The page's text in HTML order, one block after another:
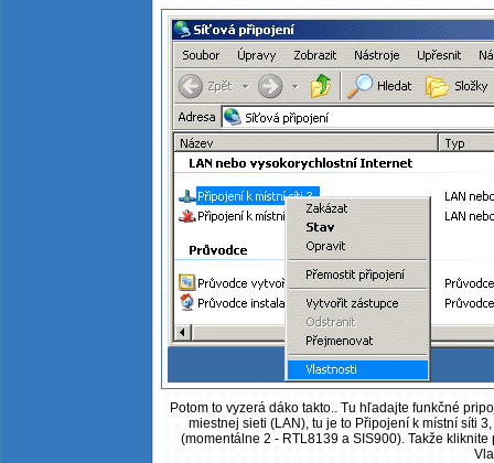
Potom to vyzerá dáko takto.. Tu hľadajte funkčné
miestnej sieti (LAN), tu je to Připojení k místní síti
(momentálne 2 - RTL8139 a SIS900). Takže kliknite